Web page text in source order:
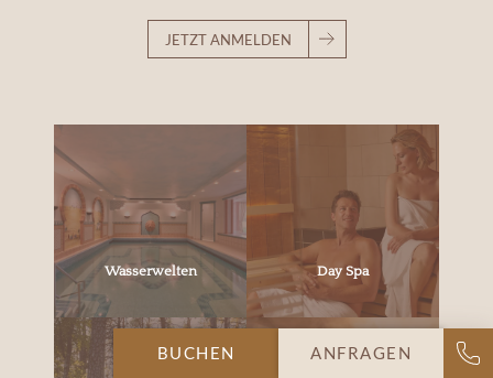
JETZT ANMELDEN
Wasserwelten Day Spa
BUCHEN ANFRAGEN